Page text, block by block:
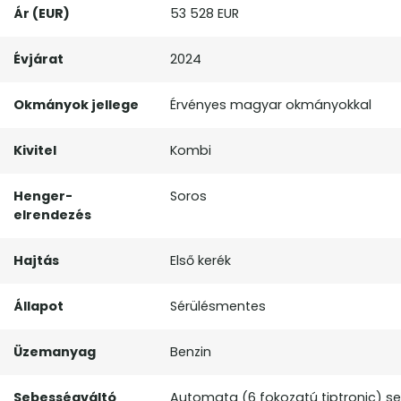
Ár (EUR) 53 528 EUR
Évjárat 2024
Okmányok jellege Érvényes magyar okmányokkal
Kivitel Kombi
Henger-
elrendezés
Soros
Hajtás Első kerék
Állapot Sérülésmentes
Üzemanyag Benzin